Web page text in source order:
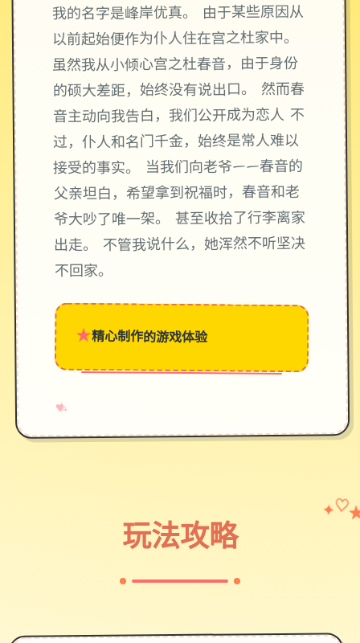
我的名字是峰岸优真。 由于某些原因从
以前起始便作为仆人住在宫之杜家中。
虽然我从小倾心宫之杜春音，由于身份
的硕大差距，始终没有说出口。 然而春
音主动向我告白，我们公开成为恋人 不
过，仆人和名门千金，始终是常人难以
接受的事实。 当我们向老爷——春音的
父亲坦白，希望拿到祝福时，春音和老
爷大吵了唯一架。 甚至收拾了行李离家
出走。 不管我说什么，她浑然不听坚决
不回家。
★精心制作的游戏体验
♥
✧
→
玩法攻略
✦ ♡